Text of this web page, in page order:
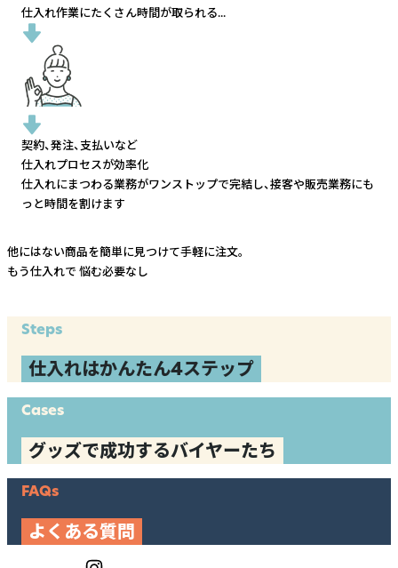
仕入れ作業にたくさん時間が取られる...
契約、発注、支払いなど
仕入れプロセスが効率化
仕入れにまつわる業務がワンストップで完結し、接客や販売業務にも
っと時間を割けます
他にはない商品を簡単に見つけて手軽に注文。
もう仕入れで 悩む必要なし
Steps
仕入れはかんたん4ステップ
Cases
グッズで成功するバイヤーたち
FAQs
よくある質問